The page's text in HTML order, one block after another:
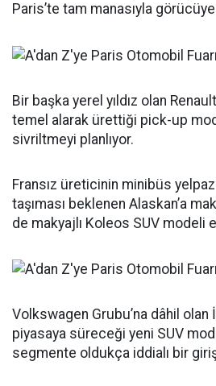
Paris’te tam manasıyla
Bir başka yerel yıldız olan
temel alarak ürettiği pick-up
sivriltmeyi planlıyor.
Fransız üreticinin minibüs
taşıması beklenen Alaskan’a
de makyajlı Koleos SUV modeli
Volkswagen Grubu’na dâhil olan
piyasaya süreceği yeni SUV
segmente oldukça iddialı bir giriş